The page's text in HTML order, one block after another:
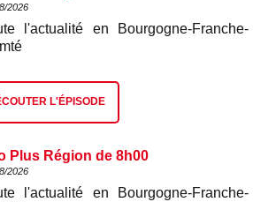
2026
l'actualité en Bourgogne-Franche-
L'ÉPISODE
Plus Région de 8h00
2026
l'actualité en Bourgogne-Franche-